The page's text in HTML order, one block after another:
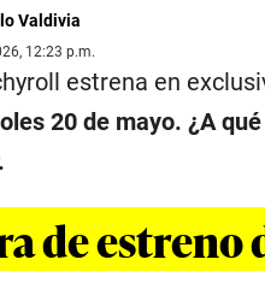
Valdivia
12:23 p.m.
estrena en
20 de mayo. ¿A
de estreno